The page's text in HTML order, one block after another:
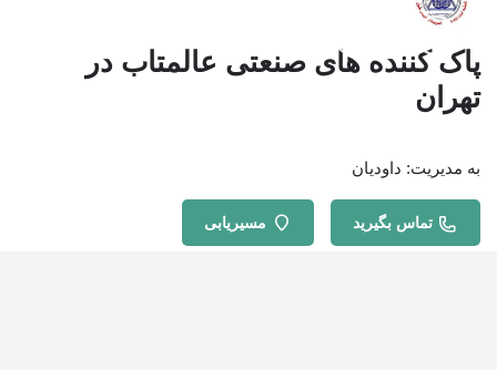
پاک کننده های صنعتی عالمتاب در
تهران
به مدیریت: داودیان
تماس بگیرید مسیریابی